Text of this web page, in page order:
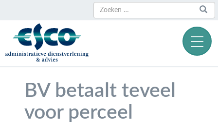
Zoeken
Zoeken
naar:
BV betaalt teveel
voor perceel